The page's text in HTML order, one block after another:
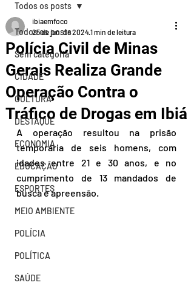
Todos os posts
Sem categoria
CIDADE
CULTURA
DESTAQUE
ECONOMIA
EDUCAÇÃO
ESPORTES
MEIO AMBIENTE
POLÍCIA
POLÍTICA
SAÚDE
Todos os posts
Polícia Civil de Minas
Gerais Realiza Grande
Operação Contra o
Tráfico de Drogas em Ibiá
ibiaemfoco
25 de jun. de 20241 min de leitura
A operação resultou na prisão
temporária de seis homens, com
idades entre 21 e 30 anos, e no
cumprimento de 13 mandados de
busca e apreensão.